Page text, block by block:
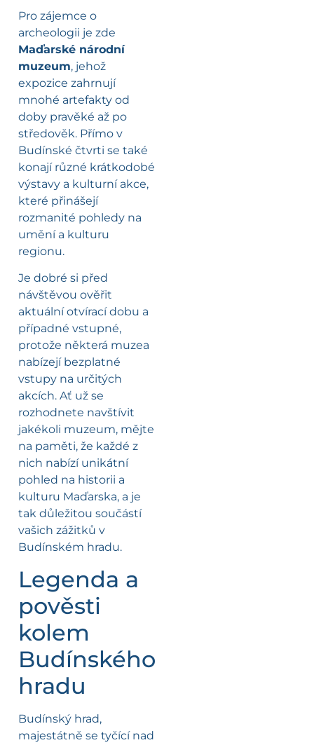
Pro zájemce o
archeologii je zde
Maďarské národní
muzeum, jehož
expozice zahrnují
mnohé artefakty od
doby pravěké až po
středověk. Přímo v
Budínské čtvrti se také
konají různé krátkodobé
výstavy a kulturní akce,
které přinášejí
rozmanité pohledy na
umění a kulturu
regionu.
Je dobré si před
návštěvou ověřit
aktuální otvírací dobu a
případné vstupné,
protože některá muzea
nabízejí bezplatné
vstupy na určitých
akcích. Ať už se
rozhodnete navštívit
jakékoli muzeum, mějte
na paměti, že každé z
nich nabízí unikátní
pohled na historii a
kulturu Maďarska, a je
tak důležitou součástí
vašich zážitků v
Budínském hradu.
Legenda a
pověsti
kolem
Budínského
hradu
Budínský hrad,
majestátně se tyčící nad